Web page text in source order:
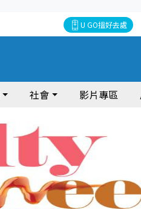
U GO搵好去處
社會 影片專區